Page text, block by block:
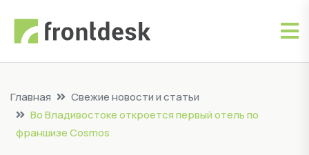
Главная
Свежие новости и статьи
Во Владивостоке откроется первый отель по
франшизе Cosmos